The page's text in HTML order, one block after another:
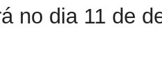
no dia 11 de